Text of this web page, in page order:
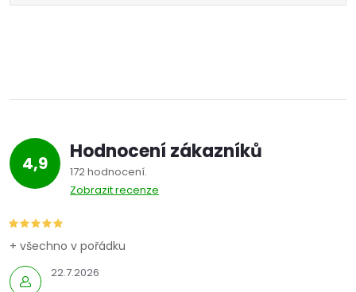
4,9 Hodnocení zákazníků
172 hodnocení
Zobrazit recenze
22.7.2026
+ všechno v pořádku